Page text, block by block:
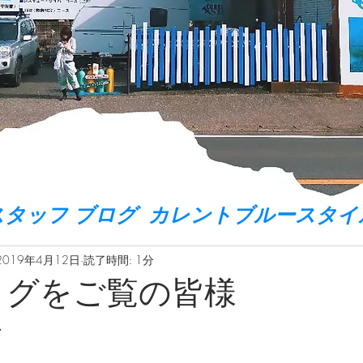
タッフ ブログ カレントブルースタイ
をご覧の皆様
年4月12日 読了時間: 1分